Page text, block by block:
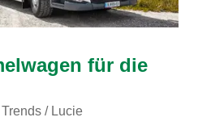
für die
Lucie